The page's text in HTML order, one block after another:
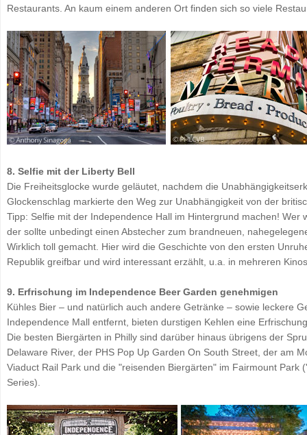
Restaurants. An kaum einem anderen Ort finden sich so viele
8. Selfie mit der Liberty Bell
Die Freiheitsglocke wurde geläutet, nachdem die
Glockenschlag markierte den Weg zur Unabhängigkeit von der
Tipp: Selfie mit der Independence Hall im Hintergrund machen! Wer
der sollte unbedingt einen Abstecher zum brandneuen,
Wirklich toll gemacht. Hier wird die Geschichte von den ersten
Republik greifbar und wird interessant erzählt, u.a. in mehreren
9. Erfrischung im Independence Beer Garden genehmigen
Kühles Bier – und natürlich auch andere Getränke – sowie leckere
Independence Mall entfernt, bieten durstigen Kehlen eine
Die besten Biergärten in Philly sind darüber hinaus übrigens der
Delaware River, der PHS Pop Up Garden On South Street, der am
Viaduct Rail Park und die "reisenden Biergärten" im Fairmount Park
Series).